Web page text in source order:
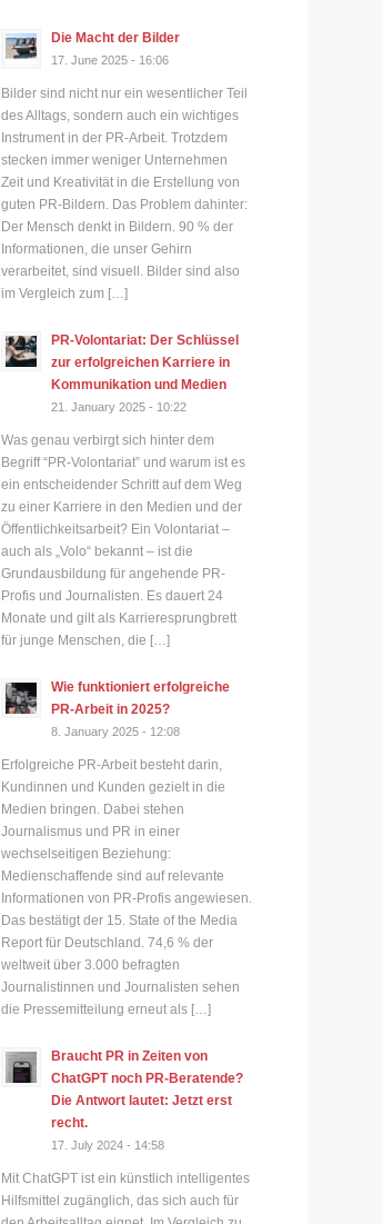
Die Macht der Bilder
17. June 2025 - 16:06
Bilder sind nicht nur ein wesentlicher Teil
des Alltags, sondern auch ein wichtiges
Instrument in der PR-Arbeit. Trotzdem
stecken immer weniger Unternehmen
Zeit und Kreativität in die Erstellung von
guten PR-Bildern. Das Problem dahinter:
Der Mensch denkt in Bildern. 90 % der
Informationen, die unser Gehirn
verarbeitet, sind visuell. Bilder sind also
im Vergleich zum […]
PR-Volontariat: Der Schlüssel
zur erfolgreichen Karriere in
Kommunikation und Medien
21. January 2025 - 10:22
Was genau verbirgt sich hinter dem
Begriff “PR-Volontariat” und warum ist es
ein entscheidender Schritt auf dem Weg
zu einer Karriere in den Medien und der
Öffentlichkeitsarbeit? Ein Volontariat –
auch als „Volo“ bekannt – ist die
Grundausbildung für angehende PR-
Profis und Journalisten. Es dauert 24
Monate und gilt als Karrieresprungbrett
für junge Menschen, die […]
Wie funktioniert erfolgreiche
PR-Arbeit in 2025?
8. January 2025 - 12:08
Erfolgreiche PR-Arbeit besteht darin,
Kundinnen und Kunden gezielt in die
Medien bringen. Dabei stehen
Journalismus und PR in einer
wechselseitigen Beziehung:
Medienschaffende sind auf relevante
Informationen von PR-Profis angewiesen.
Das bestätigt der 15. State of the Media
Report für Deutschland. 74,6 % der
weltweit über 3.000 befragten
Journalistinnen und Journalisten sehen
die Pressemitteilung erneut als […]
Braucht PR in Zeiten von
ChatGPT noch PR-Beratende?
Die Antwort lautet: Jetzt erst
recht.
17. July 2024 - 14:58
Mit ChatGPT ist ein künstlich intelligentes
Hilfsmittel zugänglich, das sich auch für